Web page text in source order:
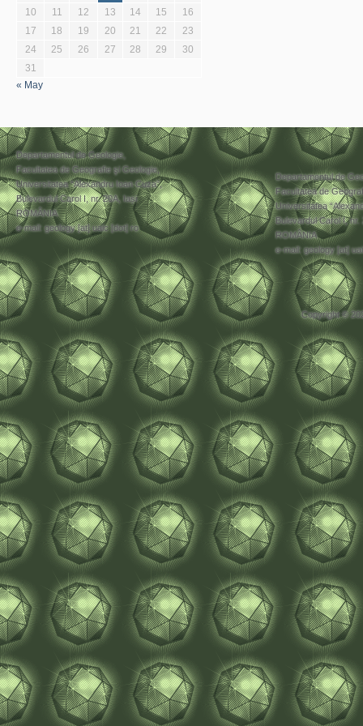
10
11 12 13 14 15
16
17
18 19 20 21 22
23
24
25 26 27 28 29
30
31
« May
Departamentul de Geologie,
Facultatea de Geografie şi Geologie,
Universitatea “Alexandru Ioan Cuza”,
Bulevardul Carol I, nr. 20A, Iași
ROMÂNIA
e-mail: geology [at] uaic [dot] ro
Departamentul de
Facultatea de
Universitatea
Bulevardul Carol I, nr.
ROMÂNIA
e-mail: geology [at]
Copyright ©